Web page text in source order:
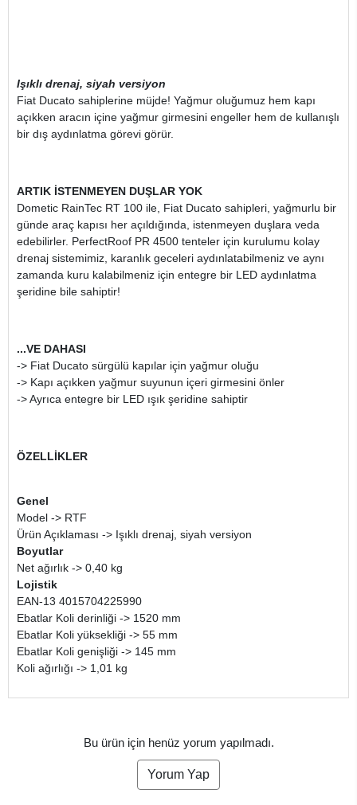
Işıklı drenaj, siyah versiyon
Fiat Ducato sahiplerine müjde! Yağmur oluğumuz hem kapı
açıkken aracın içine yağmur girmesini engeller hem de kullanışlı
bir dış aydınlatma görevi görür.
ARTIK İSTENMEYEN DUŞLAR YOK
Dometic RainTec RT 100 ile, Fiat Ducato sahipleri, yağmurlu bir
günde araç kapısı her açıldığında, istenmeyen duşlara veda
edebilirler. PerfectRoof PR 4500 tenteler için kurulumu kolay
drenaj sistemimiz, karanlık geceleri aydınlatabilmeniz ve aynı
zamanda kuru kalabilmeniz için entegre bir LED aydınlatma
şeridine bile sahiptir!
...VE DAHASI
-> Fiat Ducato sürgülü kapılar için yağmur oluğu
-> Kapı açıkken yağmur suyunun içeri girmesini önler
-> Ayrıca entegre bir LED ışık şeridine sahiptir
ÖZELLİKLER
Genel
Model -> RTF
Ürün Açıklaması -> Işıklı drenaj, siyah versiyon
Boyutlar
Net ağırlık -> 0,40 kg
Lojistik
EAN-13 4015704225990
Ebatlar Koli derinliği -> 1520 mm
Ebatlar Koli yüksekliği -> 55 mm
Ebatlar Koli genişliği -> 145 mm
Koli ağırlığı -> 1,01 kg
Bu ürün için henüz yorum yapılmadı.
Yorum Yap